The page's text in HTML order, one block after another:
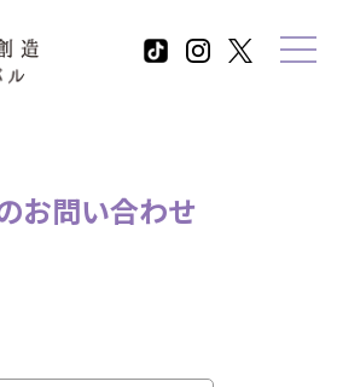
お問い合わせ